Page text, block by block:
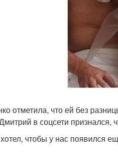
отметила, что ей без
в соцсети признался,
чтобы у нас появился